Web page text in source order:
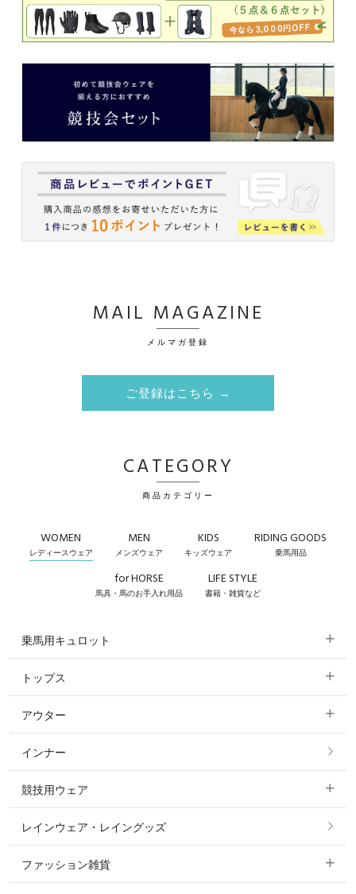
MAIL MAGAZINE
メルマガ登録
ご登録はこちら →
CATEGORY
商品カテゴリー
WOMEN
レディースウェア
MEN
メンズウェア
KIDS
キッズウェア
RIDING GOODS
乗馬用品
for HORSE
馬具・馬のお手入れ用品
LIFE STYLE
書籍・雑貨など
乗馬用キュロット
すべてのキュロット
フルグリップ・尻革 キュロット
ニーグリップ・膝革 キュロット
トップス
すべてのトップス
ポロシャツ
カットソー・Tシャツ・タンクトップ
アウター
すべてのアウター
コート
ジャケット・ブルゾン
インナー
競技用ウェア
すべての競技用ウェア
ショージャケット
レインウェア・レイングッズ
ファッション雑貨